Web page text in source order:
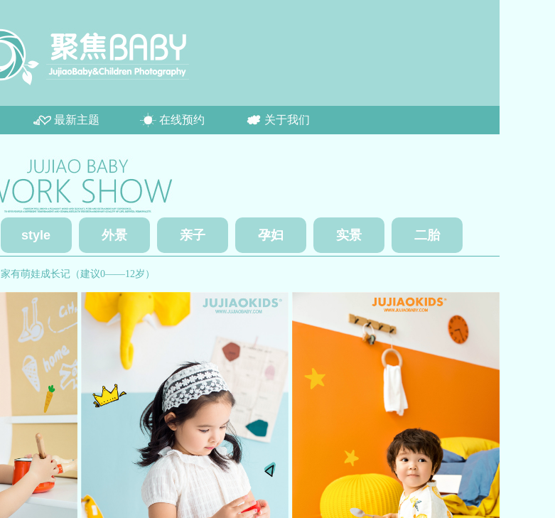
最新主题 在线预约 关于我们
style 外景 亲子 孕妇 实景 二胎
家有萌娃成长记（建议0——12岁）